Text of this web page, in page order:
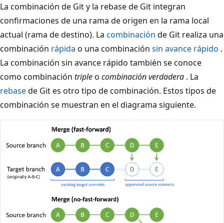
La combinación de Git y la rebase de Git integran
confirmaciones de una rama de origen en la rama local
actual (rama de destino). La combinación de Git realiza una
combinación rápida o una combinación sin avance rápido .
La combinación sin avance rápido también se conoce
como combinación tripleo combinación verdadera . La
rebasede Git es otro tipo de combinación. Estos tipos de
combinación se muestran en el diagrama siguiente.